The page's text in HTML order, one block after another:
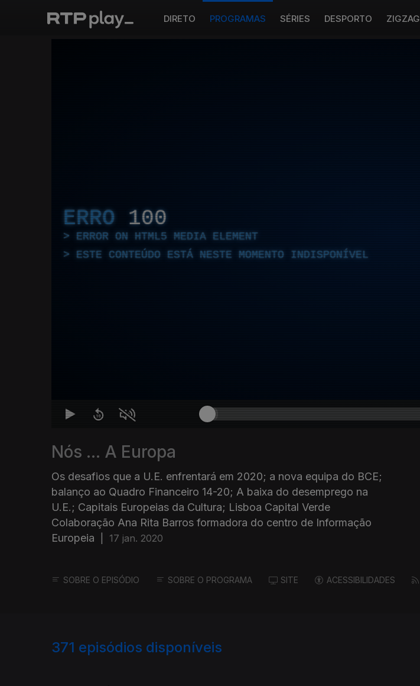
DIRETO PROGRAMAS SÉRIES DESPORTO ZIGZAG
ERRO 100
ERROR ON HTML5 MEDIA ELEMENT
ESTE CONTEÚDO ESTÁ NESTE MOMENTO INDISPONÍVEL
Nós ... A Europa
Os desafios que a U.E. enfrentará em 2020; a nova equipa do BCE;
balanço ao Quadro Financeiro 14-20; A baixa do desemprego na
U.E.; Capitais Europeias da Cultura; Lisboa Capital Verde
Colaboração Ana Rita Barros formadora do centro de Informação
Europeia
17 jan. 2020
SOBRE O EPISÓDIO SOBRE O PROGRAMA SITE ACESSIBILIDADES
371 episódios disponíveis